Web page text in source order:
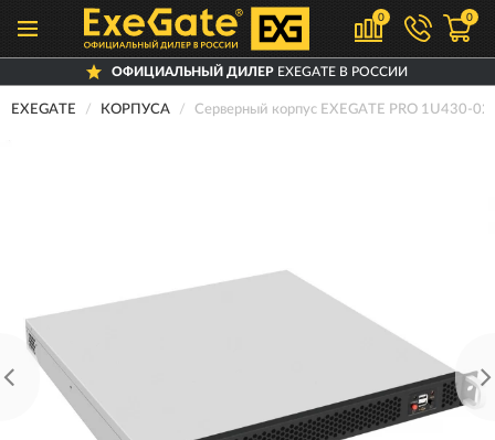
0 0
ОФИЦИАЛЬНЫЙ ДИЛЕРEXEGATE В РОССИИ
EXEGATE КОРПУСА Серверный корпус EXEGATE PRO 1U430-